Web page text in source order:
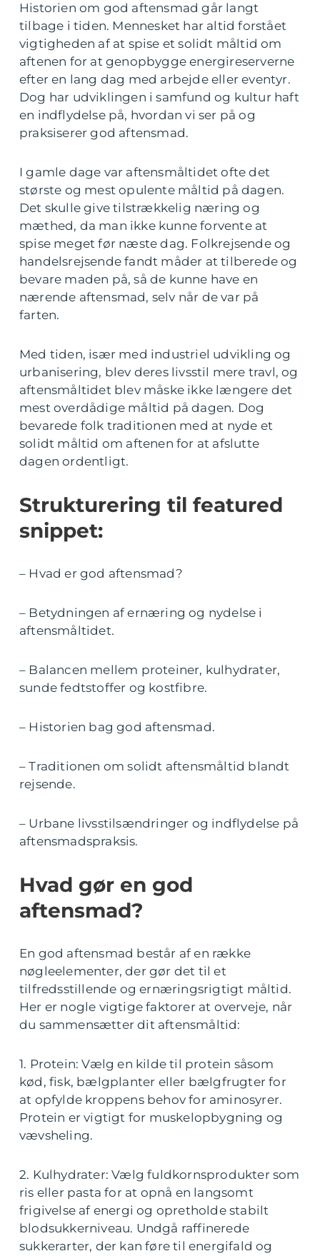
Historien om god aftensmad går langt
tilbage i tiden. Mennesket har altid forstået
vigtigheden af at spise et solidt måltid om
aftenen for at genopbygge energireserverne
efter en lang dag med arbejde eller eventyr.
Dog har udviklingen i samfund og kultur haft
en indflydelse på, hvordan vi ser på og
praksiserer god aftensmad.
I gamle dage var aftensmåltidet ofte det
største og mest opulente måltid på dagen.
Det skulle give tilstrækkelig næring og
mæthed, da man ikke kunne forvente at
spise meget før næste dag. Folkrejsende og
handelsrejsende fandt måder at tilberede og
bevare maden på, så de kunne have en
nærende aftensmad, selv når de var på
farten.
Med tiden, især med industriel udvikling og
urbanisering, blev deres livsstil mere travl, og
aftensmåltidet blev måske ikke længere det
mest overdådige måltid på dagen. Dog
bevarede folk traditionen med at nyde et
solidt måltid om aftenen for at afslutte
dagen ordentligt.
Strukturering til featured
snippet:
– Hvad er god aftensmad?
– Betydningen af ernæring og nydelse i
aftensmåltidet.
– Balancen mellem proteiner, kulhydrater,
sunde fedtstoffer og kostfibre.
– Historien bag god aftensmad.
– Traditionen om solidt aftensmåltid blandt
rejsende.
– Urbane livsstilsændringer og indflydelse på
aftensmadspraksis.
Hvad gør en god
aftensmad?
En god aftensmad består af en række
nøgleelementer, der gør det til et
tilfredsstillende og ernæringsrigtigt måltid.
Her er nogle vigtige faktorer at overveje, når
du sammensætter dit aftensmåltid:
1. Protein: Vælg en kilde til protein såsom
kød, fisk, bælgplanter eller bælgfrugter for
at opfylde kroppens behov for aminosyrer.
Protein er vigtigt for muskelopbygning og
vævsheling.
2. Kulhydrater: Vælg fuldkornsprodukter som
ris eller pasta for at opnå en langsomt
frigivelse af energi og opretholde stabilt
blodsukkerniveau. Undgå raffinerede
sukkerarter, der kan føre til energifald og